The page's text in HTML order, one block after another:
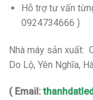
Hỗ trợ tư vấn
0924734666 )
Nhà máy sản xuất:
Do Lộ, Yên Nghĩa,
( Email: